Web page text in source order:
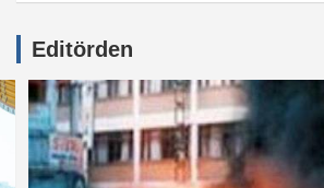
Editörden